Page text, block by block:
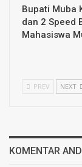
Bupati Muba
dan 2 Speed
Mahasiswa
PREV NEXT
KOMENTAR